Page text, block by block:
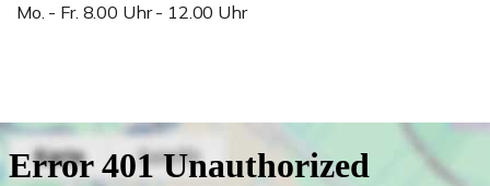
Mo. - Fr. 8.00 Uhr - 12.00 Uhr